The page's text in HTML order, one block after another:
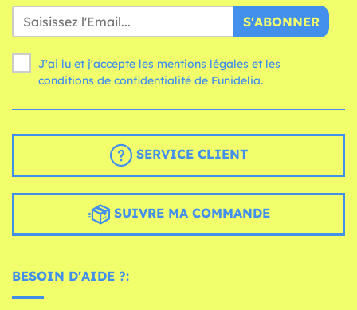
S'ABONNER
J'ai lu et j'accepte les mentions légales et les
conditions de confidentialité de Funidelia.
SERVICE CLIENT
SUIVRE MA COMMANDE
BESOIN D'AIDE ?: